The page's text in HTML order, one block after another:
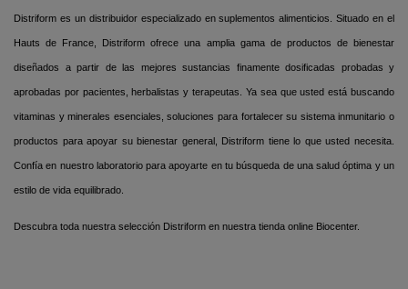
Distriform es un distribuidor especializado en suplementos alimenticios. Situado en el
Hauts de France, Distriform ofrece una amplia gama de productos de bienestar
diseñados a partir de las mejores sustancias finamente dosificadas probadas y
aprobadas por pacientes, herbalistas y terapeutas. Ya sea que usted está buscando
vitaminas y minerales esenciales, soluciones para fortalecer su sistema inmunitario o
productos para apoyar su bienestar general, Distriform tiene lo que usted necesita.
Confía en nuestro laboratorio para apoyarte en tu búsqueda de una salud óptima y un
estilo de vida equilibrado.
Descubra toda nuestra selección Distriform en nuestra tienda online Biocenter.